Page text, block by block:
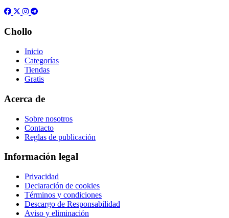
Chollo
Inicio
Categorías
Tiendas
Gratis
Acerca de
Sobre nosotros
Contacto
Reglas de publicación
Información legal
Privacidad
Declaración de cookies
Términos y condiciones
Descargo de Responsabilidad
Aviso y eliminación